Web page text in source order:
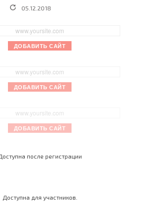
05.12.2018
ДОБАВИТЬ САЙТ
ДОБАВИТЬ САЙТ
ДОБАВИТЬ САЙТ
после регистрации
Доступна для участников.